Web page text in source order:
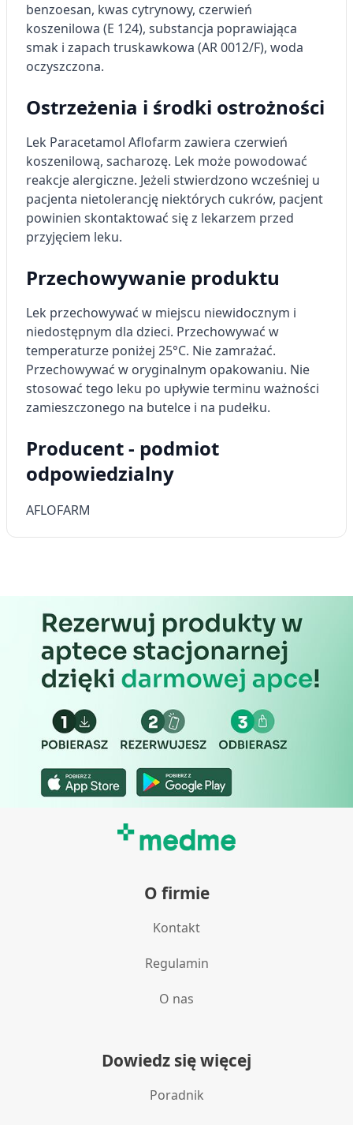
benzoesan, kwas cytrynowy, czerwień
koszenilowa (E 124), substancja poprawiająca
smak i zapach truskawkowa (AR 0012/F), woda
oczyszczona.
Ostrzeżenia i środki ostrożności
Lek Paracetamol Aflofarm zawiera czerwień
koszenilową, sacharozę. Lek może powodować
reakcje alergiczne. Jeżeli stwierdzono wcześniej u
pacjenta nietolerancję niektórych cukrów, pacjent
powinien skontaktować się z lekarzem przed
przyjęciem leku.
Przechowywanie produktu
Lek przechowywać w miejscu niewidocznym i
niedostępnym dla dzieci. Przechowywać w
temperaturze poniżej 25°C. Nie zamrażać.
Przechowywać w oryginalnym opakowaniu. Nie
stosować tego leku po upływie terminu ważności
zamieszczonego na butelce i na pudełku.
Producent - podmiot
odpowiedzialny
AFLOFARM
O firmie
Kontakt
Regulamin
O nas
Dowiedz się więcej
Poradnik